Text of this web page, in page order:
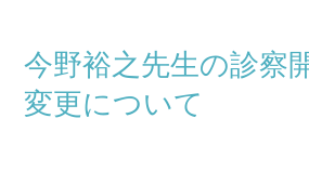
今野裕之先生の診察
変更について